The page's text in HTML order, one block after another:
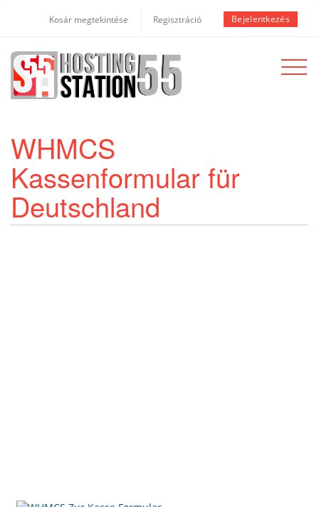
Kosár megtekintése Regisztráció Bejelentkezés
Toggle
WHMCS
Kassenformular für
Deutschland